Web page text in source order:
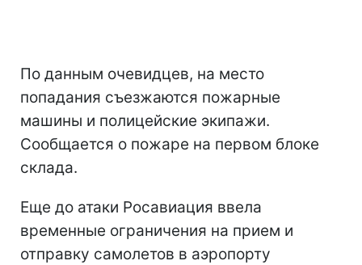
По данным очевидцев, на место
попадания съезжаются пожарные
машины и полицейские экипажи.
Сообщается о пожаре на первом блоке
склада.
Еще до атаки Росавиация ввела
временные ограничения на прием и
отправку самолетов в аэропорту